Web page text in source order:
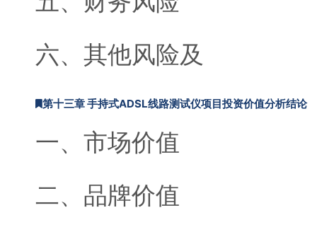
六、其他风险及
第十三章 手持式ADSL线路测试仪项目投资价值分析结论
一、市场价值
二、品牌价值